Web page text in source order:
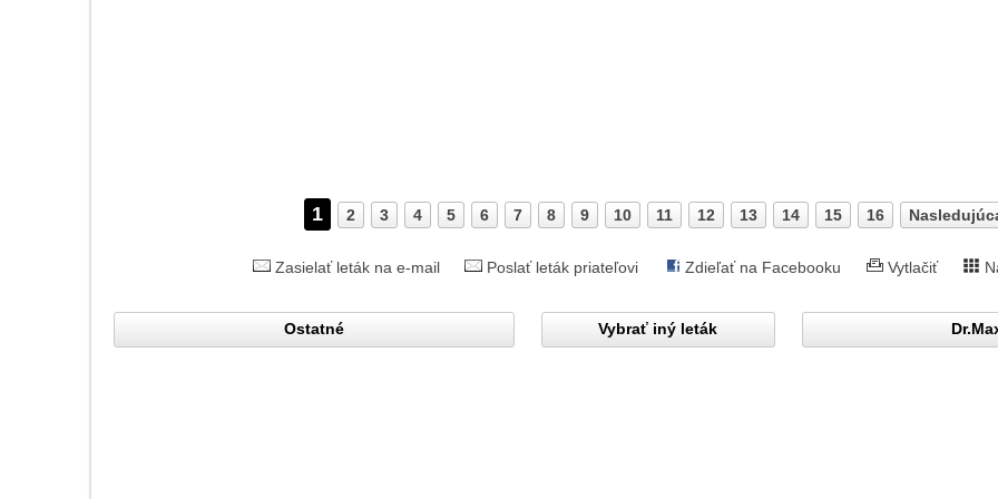
1 2 3 4 5 6 7 8 9 10 11 12 13 14 15 16
Zasielať leták na e-mail Poslať leták priateľovi Zdieľať na Facebooku Vytlačiť
Vybrať iný leták
Ostatné